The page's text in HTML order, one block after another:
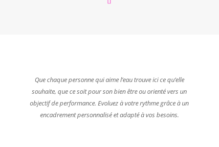
Que chaque personne qui aime l’eau trouve ici ce qu’elle
souhaite, que ce soit pour son bien être ou orienté vers un
objectif de performance. Evoluez à votre rythme grâce à un
encadrement personnalisé et adapté à vos besoins.